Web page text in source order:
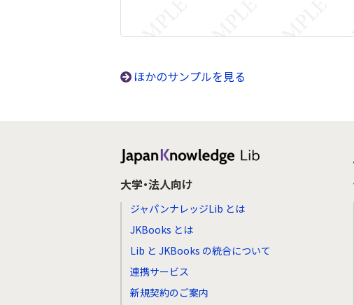
ほかのサンプルを見る
大学・法人向け
ジャパンナレッジLib とは
JKBooks とは
Lib と JKBooks の統合について
連携サービス
新規契約のご案内